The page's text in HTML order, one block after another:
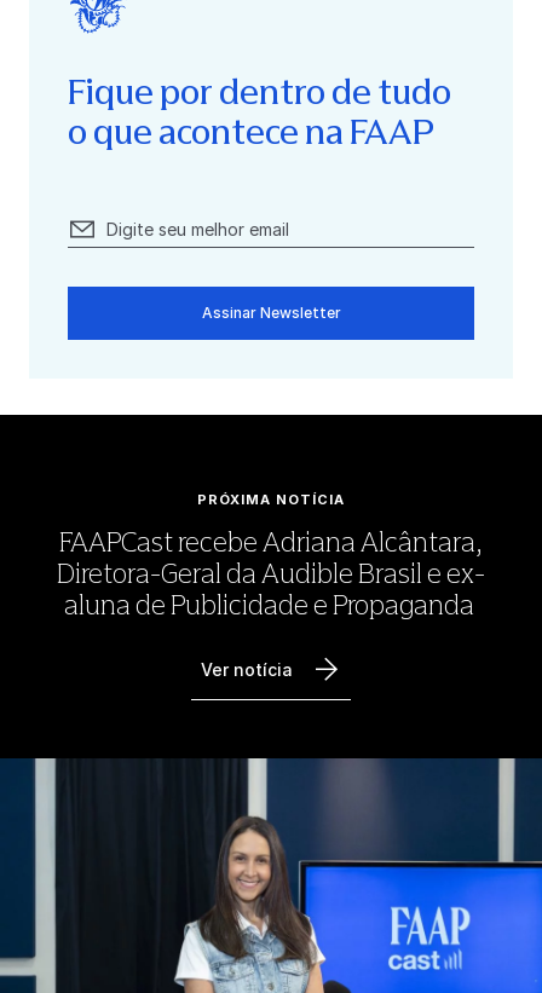
Fique por dentro de tudo
o que acontece na FAAP
Assinar Newsletter
PRÓXIMA NOTÍCIA
FAAPCast recebe Adriana Alcântara,
Diretora-Geral da Audible Brasil e ex-
aluna de Publicidade e Propaganda
Ver notícia